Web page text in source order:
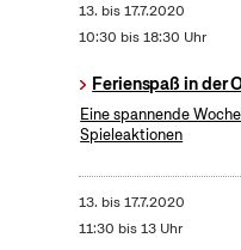
13. bis17.7.2020
10:30 bis 18:30 Uhr
Ferienspaß in der
Eine spannende
Spieleaktionen
13. bis17.7.2020
11:30 bis 13 Uhr